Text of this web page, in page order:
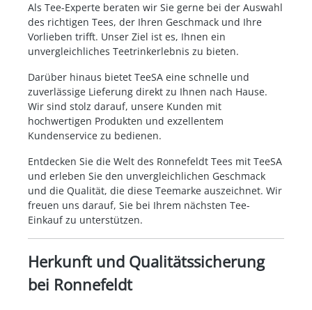
Als Tee-Experte beraten wir Sie gerne bei der Auswahl
des richtigen Tees, der Ihren Geschmack und Ihre
Vorlieben trifft. Unser Ziel ist es, Ihnen ein
unvergleichliches Teetrinkerlebnis zu bieten.
Darüber hinaus bietet TeeSA eine schnelle und
zuverlässige Lieferung direkt zu Ihnen nach Hause.
Wir sind stolz darauf, unsere Kunden mit
hochwertigen Produkten und exzellentem
Kundenservice zu bedienen.
Entdecken Sie die Welt des Ronnefeldt Tees mit TeeSA
und erleben Sie den unvergleichlichen Geschmack
und die Qualität, die diese Teemarke auszeichnet. Wir
freuen uns darauf, Sie bei Ihrem nächsten Tee-
Einkauf zu unterstützen.
Herkunft und Qualitätssicherung
bei Ronnefeldt